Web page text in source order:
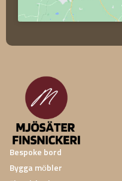
Bespoke bord
Bygga möbler